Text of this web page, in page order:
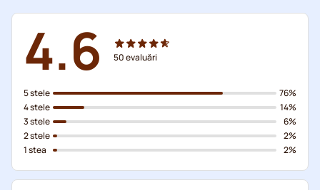
4.6 50evaluări
5 stele
4 stele
3 stele
2 stele
1 stea
76%
14%
6%
2%
2%